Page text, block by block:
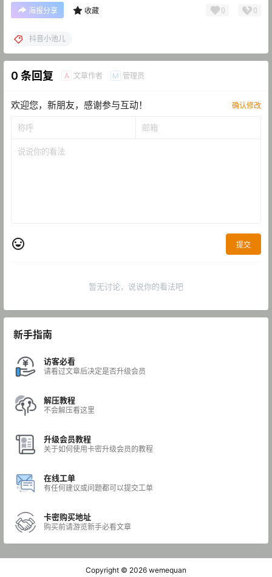
海报分享 收藏 0 0
抖音小池儿
0 条回复 A 文章作者 M 管理员
欢迎您，新朋友，感谢参与互动！ 确认修改
提交
暂无讨论，说说你的看法吧
新手指南
访客必看
请看过文章后决定是否升级会员
解压教程
不会解压看这里
升级会员教程
关于如何使用卡密升级会员的教程
在线工单
有任何建议或问题都可以提交工单
卡密购买地址
购买前请游览新手必看文章
Copyright © 2026 wemequan